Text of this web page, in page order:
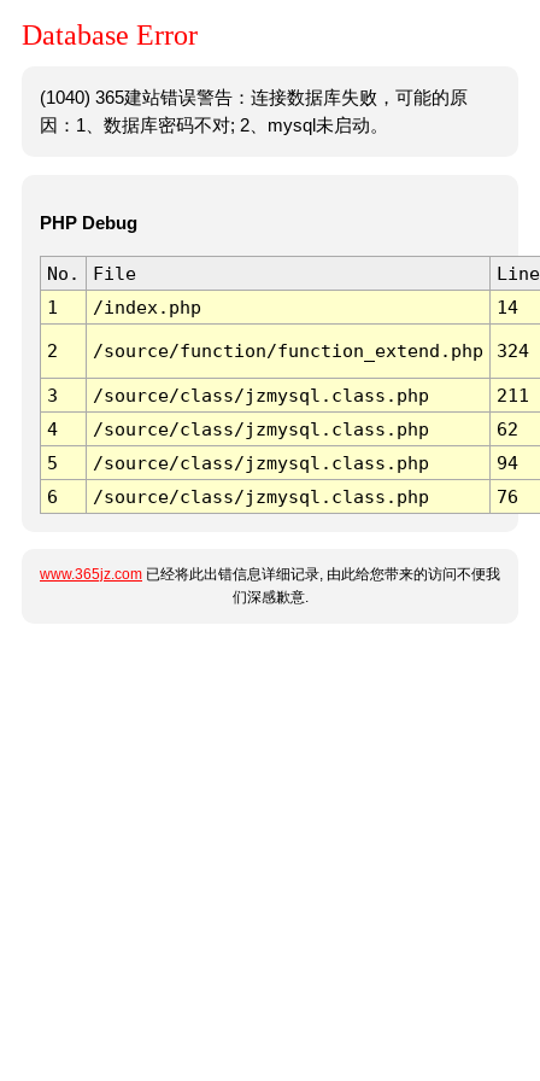
Database Error
(1040) 365建站错误警告：连接数据库失败，可能的原
因：1、数据库密码不对; 2、mysql未启动。
PHP Debug
No. File
Line
1
/index.php 14
2 /source/function/function_extend.php 324
3 /source/class/jzmysql.class.php
211
4
/source/class/jzmysql.class.php
62
5
/source/class/jzmysql.class.php
94
6
/source/class/jzmysql.class.php 76
www.365jz.com 已经将此出错信息详细记录, 由此给您带来的访问不便我
们深感歉意.